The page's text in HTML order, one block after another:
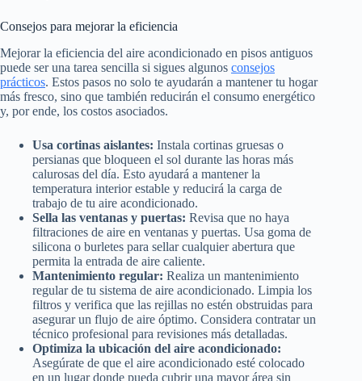
Consejos para mejorar la eficiencia
Mejorar la eficiencia del aire acondicionado en pisos antiguos
puede ser una tarea sencilla si sigues algunos consejos
prácticos. Estos pasos no solo te ayudarán a mantener tu hogar
más fresco, sino que también reducirán el consumo energético
y, por ende, los costos asociados.
Usa cortinas aislantes: Instala cortinas gruesas o
persianas que bloqueen el sol durante las horas más
calurosas del día. Esto ayudará a mantener la
temperatura interior estable y reducirá la carga de
trabajo de tu aire acondicionado.
Sella las ventanas y puertas: Revisa que no haya
filtraciones de aire en ventanas y puertas. Usa goma de
silicona o burletes para sellar cualquier abertura que
permita la entrada de aire caliente.
Mantenimiento regular: Realiza un mantenimiento
regular de tu sistema de aire acondicionado. Limpia los
filtros y verifica que las rejillas no estén obstruidas para
asegurar un flujo de aire óptimo. Considera contratar un
técnico profesional para revisiones más detalladas.
Optimiza la ubicación del aire acondicionado:
Asegúrate de que el aire acondicionado esté colocado
en un lugar donde pueda cubrir una mayor área sin